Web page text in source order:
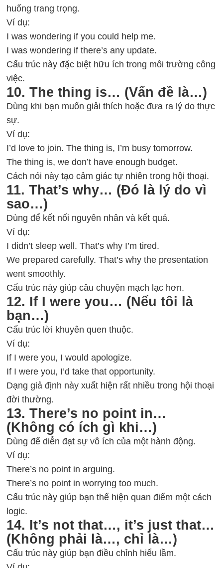
huống trang trọng.
Ví dụ:
I was wondering if you could help me.
I was wondering if there’s any update.
Cấu trúc này đặc biệt hữu ích trong môi trường công
việc.
10. The thing is… (Vấn đề là…)
Dùng khi bạn muốn giải thích hoặc đưa ra lý do thực
sự.
Ví dụ:
I’d love to join. The thing is, I’m busy tomorrow.
The thing is, we don’t have enough budget.
Cách nói này tạo cảm giác tự nhiên trong hội thoại.
11. That’s why… (Đó là lý do vì
sao…)
Dùng để kết nối nguyên nhân và kết quả.
Ví dụ:
I didn’t sleep well. That’s why I’m tired.
We prepared carefully. That’s why the presentation
went smoothly.
Cấu trúc này giúp câu chuyện mạch lạc hơn.
12. If I were you… (Nếu tôi là
bạn…)
Cấu trúc lời khuyên quen thuộc.
Ví dụ:
If I were you, I would apologize.
If I were you, I’d take that opportunity.
Dạng giả định này xuất hiện rất nhiều trong hội thoại
đời thường.
13. There’s no point in…
(Không có ích gì khi…)
Dùng để diễn đạt sự vô ích của một hành động.
Ví dụ:
There’s no point in arguing.
There’s no point in worrying too much.
Cấu trúc này giúp bạn thể hiện quan điểm một cách
logic.
14. It’s not that…, it’s just that…
(Không phải là…, chỉ là…)
Cấu trúc này giúp bạn điều chỉnh hiểu lầm.